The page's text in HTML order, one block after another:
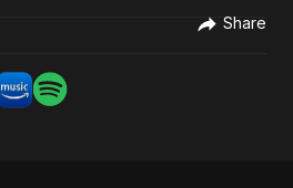
Share